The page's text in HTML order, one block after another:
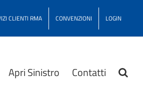
CLIENTI RMA CONVENZIONI LOGIN
Apri Sinistro Contatti